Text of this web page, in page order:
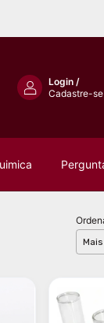
Login /
Cadastre-se